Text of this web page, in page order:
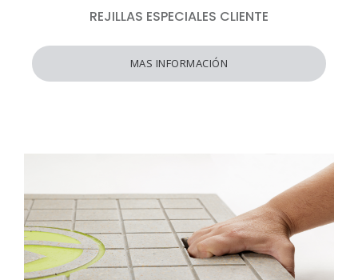
REJILLAS ESPECIALES CLIENTE
MAS INFORMACIÓN